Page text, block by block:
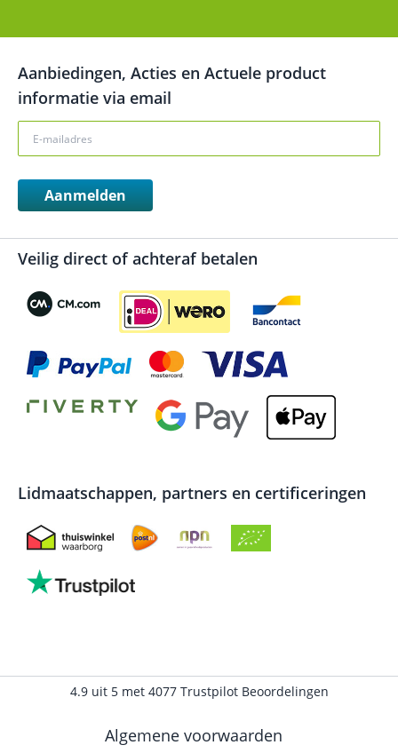
Aanbiedingen, Acties en Actuele product
informatie via email
Aanmelden
Veilig direct of achteraf betalen
Lidmaatschappen, partners en certificeringen
Algemene voorwaarden
4.9uit 5met 4077Trustpilot Beoordelingen